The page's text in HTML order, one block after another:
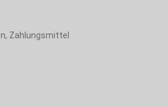
Zahlungsmittel